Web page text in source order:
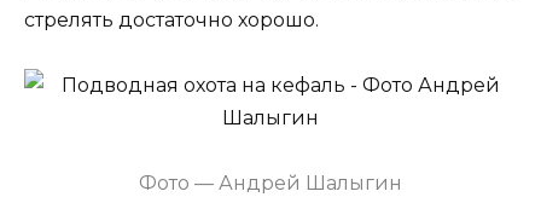
стрелять достаточно хорошо.
Фото — Андрей Шалыгин